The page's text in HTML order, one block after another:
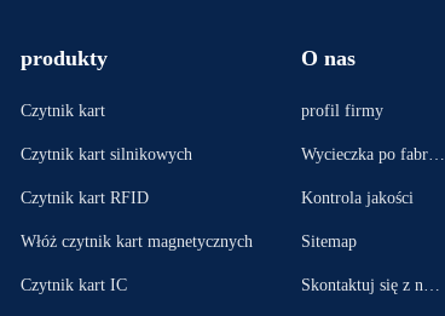
produkty
Czytnik kart
Czytnik kart silnikowych
Czytnik kart RFID
Włóż czytnik kart magnetycznych
Czytnik kart IC
O nas
profil firmy
Wycieczka po fabryc
Kontrola jakości
Sitemap
Skontaktuj się z nam